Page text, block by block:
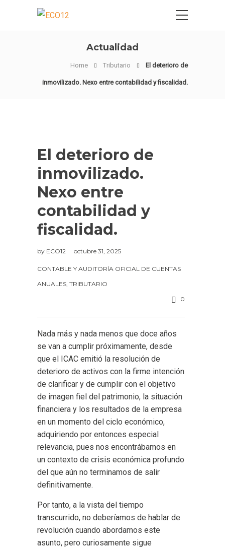
Actualidad
Home Tributario El deterioro de
inmovilizado. Nexo entre contabilidad y fiscalidad.
El deterioro de
inmovilizado.
Nexo entre
contabilidad y
fiscalidad.
by ECO12 octubre 31, 2025
CONTABLE Y AUDITORÍA OFICIAL DE CUENTAS
ANUALES, TRIBUTARIO
0
Nada más y nada menos que doce años
se van a cumplir próximamente, desde
que el ICAC emitió la resolución de
deterioro de activos con la firme intención
de clarificar y de cumplir con el objetivo
de imagen fiel del patrimonio, la situación
financiera y los resultados de la empresa
en un momento del ciclo económico,
adquiriendo por entonces especial
relevancia, pues nos encontrábamos en
un contexto de crisis económica profundo
del que aún no terminamos de salir
definitivamente.
Por tanto, a la vista del tiempo
transcurrido, no deberíamos de hablar de
revolución cuando abordamos este
asunto, pero curiosamente sigue